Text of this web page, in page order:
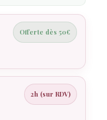
Offerte dès 50€
2h (sur RDV)